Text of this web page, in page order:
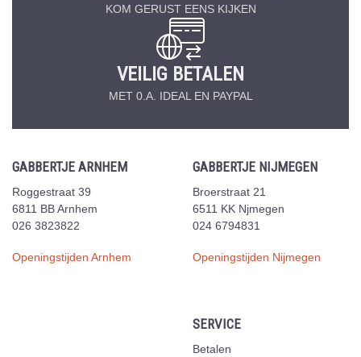
KOM GERUST EENS KIJKEN
VEILIG BETALEN
MET 0.A. IDEAL EN PAYPAL
GABBERTJE ARNHEM
Roggestraat 39
6811 BB Arnhem
026 3823822
Openingstijden Arnhem
GABBERTJE NIJMEGEN
Broerstraat 21
6511 KK Njmegen
024 6794831
Openingstijden Nijmegen
SERVICE
Betalen